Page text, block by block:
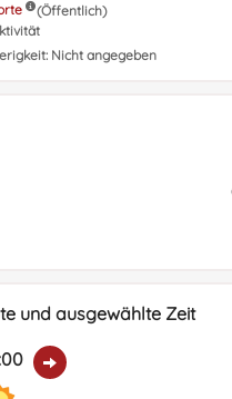
(Öffentlich)
Nicht angegeben
und ausgewählte Zeit